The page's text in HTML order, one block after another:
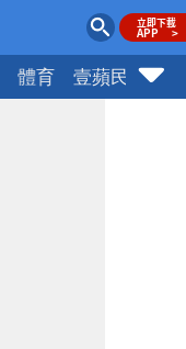
體育 壹蘋民調
獎學金延續愛
示警「恐遇黑潮